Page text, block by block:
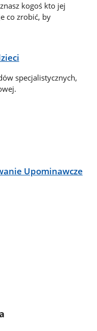
kogoś kto jej
co zrobić, by
specjalistycznych,
Upominawcze